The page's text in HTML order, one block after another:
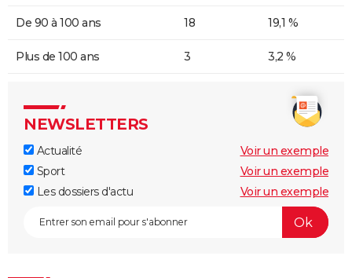
De 90 à 100 ans 18 19,1 %
Plus de 100 ans 3 3,2 %
NEWSLETTERS
Actualité
Voir un exemple
Sport
Voir un exemple
Les dossiers d'actu
Voir un exemple